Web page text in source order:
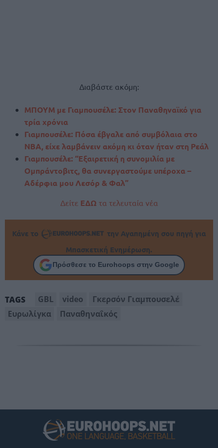
Διαβάστε ακόμη:
ΜΠΟΥΜ με Γιαμπουσέλε: Στον Παναθηναϊκό για
τρία χρόνια
Γιαμπουσέλε: Πόσα έβγαλε από συμβόλαια στο
ΝΒΑ, είχε λαμβάνειν ακόμη κι όταν ήταν στη Ρεάλ
Γιαμπουσέλε: “Εξαιρετική η συνομιλία με
Ομπράντοβιτς, θα συνεργαστούμε υπέροχα –
Αδέρφια μου Λεσόρ & Φαλ”
Δείτε ΕΔΩ τα τελευταία νέα
Κάνε το
την Αγαπημένη σου πηγή για
Μπασκετική Ενημέρωση.
Πρόσθεσε το Eurohoops στην Google
TAGS GBL video
Γκερσόν Γιαμπουσελέ
Ευρωλίγκα
Παναθηναΐκός